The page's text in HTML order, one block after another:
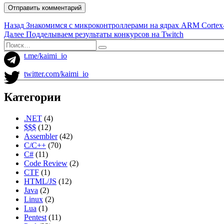
Навигация
по
записям
Назад Предыдущая
запись:
Знакомимся с микроконтроллерами на ядрах ARM
Далее Следующая
запись:
Подделываем результаты конкурсов на Twitch
Искать:
Поиск
t.me/kaimi_io
twitter.com/kaimi_io
Категории
.NET (4)
$$$ (12)
Assembler(42)
C/C++ (70)
C# (11)
Code Review (2)
CTF (1)
HTML/JS (12)
Java (2)
Linux (2)
Lua (1)
Pentest (11)